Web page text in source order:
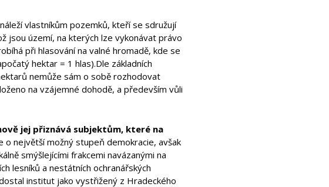
vlastníkům pozemků, kteří se sdružují
jsou území, na kterých lze vykonávat právo
při hlasování na valné hromadě, kde se
hektar = 1 hlas).Dle základních
nemůže sám o sobě rozhodovat
na vzájemné dohodě, a především vůli
jej přiznává subjektům, které na
největší možný stupeň demokracie, avšak
smýšlejícími frakcemi navázanými na
lesníků a nestátních ochranářských
institut jako vystřižený z Hradeckého